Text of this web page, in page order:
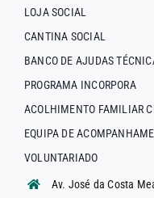
LOJA SOCIAL
CANTINA SOCIAL
BANCO DE AJUDAS
PROGRAMA INCORPORA
ACOLHIMENTO FAMILIAR
EQUIPA DE
VOLUNTARIADO
Av. José da Costa